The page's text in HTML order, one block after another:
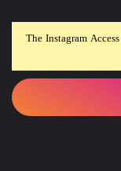
The Instagram